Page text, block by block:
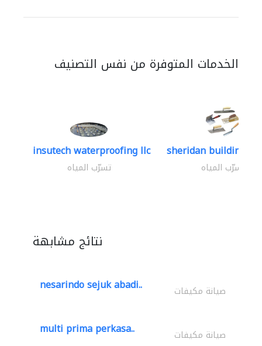
الخدمات المتوفرة من نفس التصنيف
insutech waterproofing llc
تسرّب المياه
sheridan building
تسرّب المياه
نتائج مشابهة
nesarindo sejuk abadi.. صيانة مكيفات
multi prima perkasa.. صيانة مكيفات